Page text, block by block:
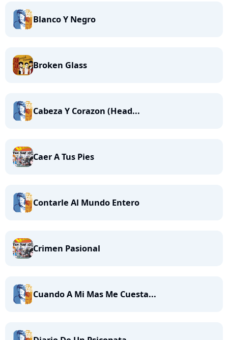
Blanco Y Negro
Broken Glass
Cabeza Y Corazon (Head...
Caer A Tus Pies
Contarle Al Mundo Entero
Crimen Pasional
Cuando A Mi Mas Me Cuesta...